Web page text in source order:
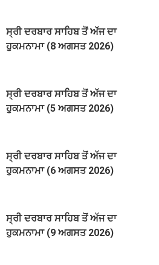
ਸ੍ਰੀ ਦਰਬਾਰ ਸਾਹਿਬ ਤੋਂ ਅੱਜ ਦਾ
ਹੁਕਮਨਾਮਾ (8 ਅਗਸਤ 2026)
ਸ੍ਰੀ ਦਰਬਾਰ ਸਾਹਿਬ ਤੋਂ ਅੱਜ ਦਾ
ਹੁਕਮਨਾਮਾ (5 ਅਗਸਤ 2026)
ਸ੍ਰੀ ਦਰਬਾਰ ਸਾਹਿਬ ਤੋਂ ਅੱਜ ਦਾ
ਹੁਕਮਨਾਮਾ (6 ਅਗਸਤ 2026)
ਸ੍ਰੀ ਦਰਬਾਰ ਸਾਹਿਬ ਤੋਂ ਅੱਜ ਦਾ
ਹੁਕਮਨਾਮਾ (9 ਅਗਸਤ 2026)